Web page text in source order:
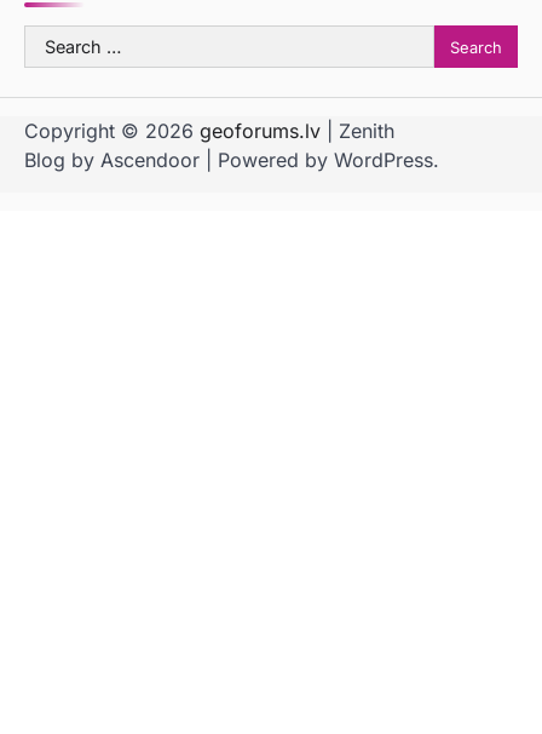
Search
for:
Copyright © 2026 geoforums.lv | Zenith
Blog by Ascendoor | Powered by WordPress.